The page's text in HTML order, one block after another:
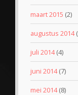
maart 2015 (2)
augustus 2014
juli 2014(4)
juni 2014(7)
mei 2014(8)